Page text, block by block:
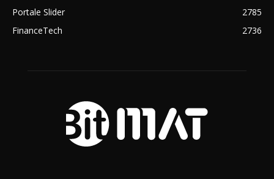
Portale Slider
2785
FinanceTech
2736